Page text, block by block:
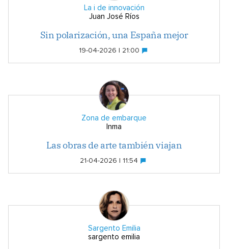
La i de innovación
Juan José Ríos
Sin polarización, una España mejor
19-04-2026 | 21:00
Zona de embarque
Inma
Las obras de arte también viajan
21-04-2026 | 11:54
Sargento Emilia
sargento emilia